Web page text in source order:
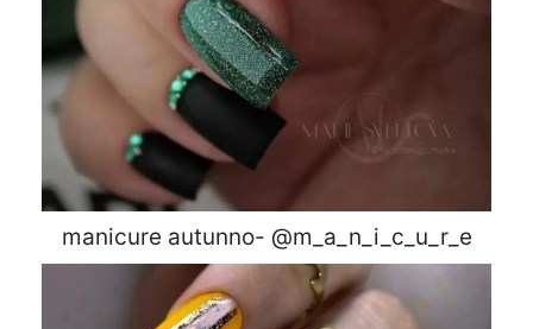
manicure autunno- @m_a_n_i_c_u_r_e